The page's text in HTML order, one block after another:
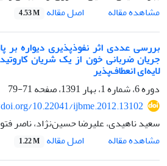
مشاهده مقاله
اصل مقاله 4.53 M
بررسی عددی اثر نفوذپذیری دیواره بر
جریان ضربانی خون از یک شریان
لایه‌ای انعطاف‌پذیر
دوره 6، شماره 1، بهار 1391، صفحه
71-79
10.22041/ijbme.2012.13102
سعید ناهیدی، علیرضا حسین‌نژاد، ناصر
مشاهده مقاله
اصل مقاله 1.22 M